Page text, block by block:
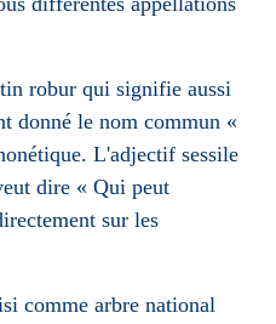
robur qui signifie aussi
donné le nom commun «
L'adjectif sessile
dire « Qui peut
sur les
comme arbre national